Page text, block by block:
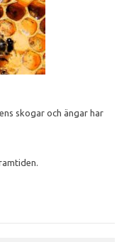
skogar och ängar har